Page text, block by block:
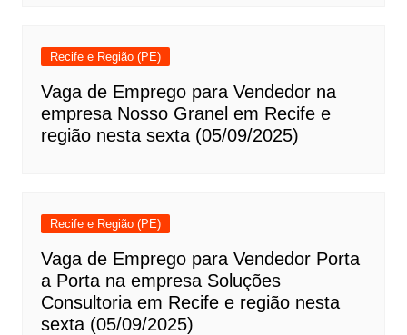
Recife e Região (PE)
Vaga de Emprego para Vendedor na
empresa Nosso Granel em Recife e
região nesta sexta (05/09/2025)
Recife e Região (PE)
Vaga de Emprego para Vendedor Porta
a Porta na empresa Soluções
Consultoria em Recife e região nesta
sexta (05/09/2025)